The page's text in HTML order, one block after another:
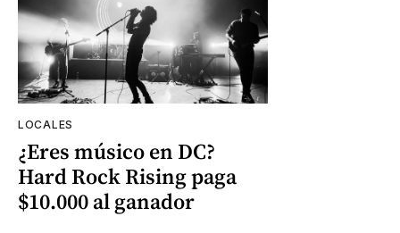
LOCALES
¿Eres músico en DC?
Hard Rock Rising paga
$10.000 al ganador